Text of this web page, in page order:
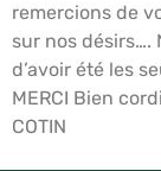
remercions de
sur nos désirs….
d’avoir été les
MERCI Bien
COTIN